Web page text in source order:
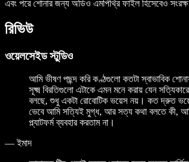
এবং পরে শোনার জন্য অডিও এমপিথ্রি ফাইল হিসেবেও
রিভিউ
ওয়েলসেইড স্টুডিও
আমি ভীষণ পছন্দ করি কণ্ঠগুলো কতটা স্বাভাবিক
সূক্ষ্ম বিরতিগুলো এটাকে এমন মনে করায় যেন
বলছে, শুধু একটা রোবোটিক ভয়েস নয়। কত দ্রুত
ভেবে আমি সত্যিই মুগ্ধ, আর সত্য কথা বলতে কী,
প্ল্যাটফর্ম ব্যবহার করতাম না।
—ইমাদ